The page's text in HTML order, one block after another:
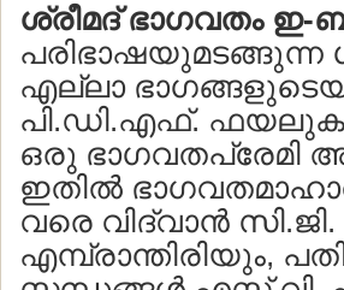
ശ്രീമദ് ഭാഗവതം ഇ-
പരിഭാഷയുമടങ്ങുന്ന
എല്ലാ
പി.ഡി.എഫ്.
ഒരു ഭാഗവതപ്രേമി
ഇതില്‍
വരെ വിദ്വാന്‍
എമ്പ്രാന്തിരിയും,